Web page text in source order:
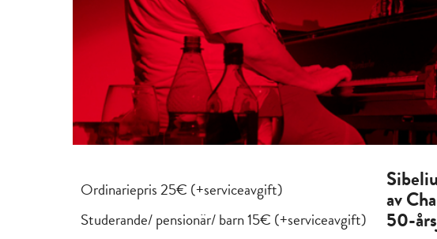
Ordinariepris 25€ (+serviceavgift)
Studerande/ pensionär/ barn 15€ (+serviceavgift)
av
50-